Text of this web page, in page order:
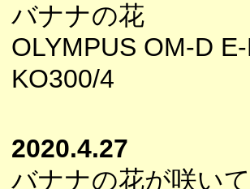
バナナの花
OLYMPUS OM-D
KO300/4
2020.4.27
バナナの花が咲い